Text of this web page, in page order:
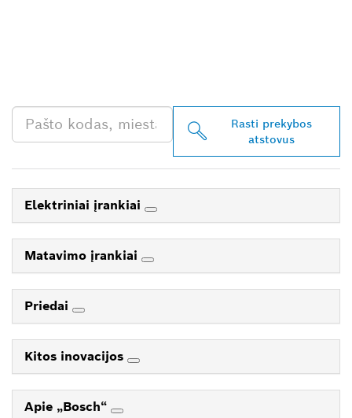
Rasti prekybos
atstovus
Elektriniai įrankiai
Matavimo įrankiai
Priedai
Kitos inovacijos
Apie „Bosch“